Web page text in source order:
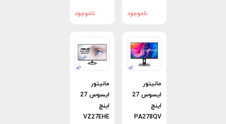
ناموجود ناموجود
مانیتور
ایسوس 27
اینچ
PA278QV
مانیتور
ایسوس 27
اینچ
VZ27EHE